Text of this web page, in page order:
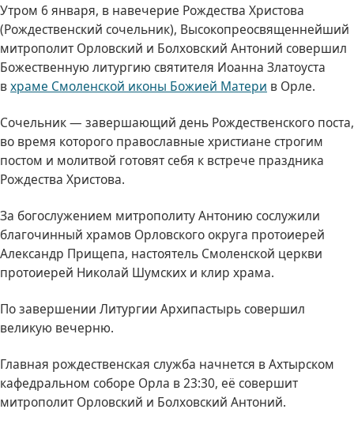
Утром 6 января, в навечерие Рождества Христова
(Рождественский сочельник), Высокопреосвященнейший
митрополит Орловский и Болховский Антоний совершил
Божественную литургию святителя Иоанна Златоуста
вхраме Смоленской иконы Божией Матери в Орле.
Сочельник — завершающий день Рождественского поста,
во время которого православные христиане строгим
постом и молитвой готовят себя к встрече праздника
Рождества Христова.
За богослужением митрополиту Антонию сослужили
благочинный храмов Орловского округа протоиерей
Александр Прищепа, настоятель Смоленской церкви
протоиерей Николай Шумских и клир храма.
По завершении Литургии Архипастырь совершил
великую вечерню.
Главная рождественская служба начнется в Ахтырском
кафедральном соборе Орла в 23:30, её совершит
митрополит Орловский и Болховский Антоний.